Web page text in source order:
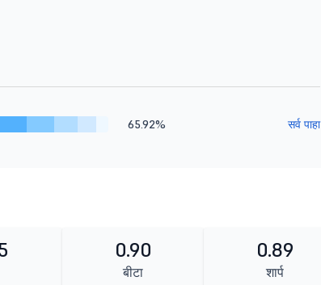
65.92% सर्व पाहा
0.90
बीटा
0.89
शार्प